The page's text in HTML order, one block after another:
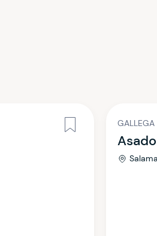
GALLEGA